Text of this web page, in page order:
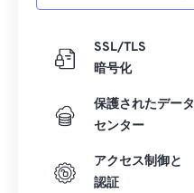
SSL/TLS
暗号化
保護されたデータ
センター
アクセス制御と
認証